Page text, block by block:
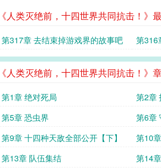
《人类灭绝前，十四世界共同抗击！》
第317章 去结束掉游戏界的故事吧 第316
《人类灭绝前，十四世界共同抗击！》
第1章 绝对死局 第2章
第5章 恐虫界 第6章
第9章 十四种天敌全部公开【下】
第10
第13章 队伍集结
第14